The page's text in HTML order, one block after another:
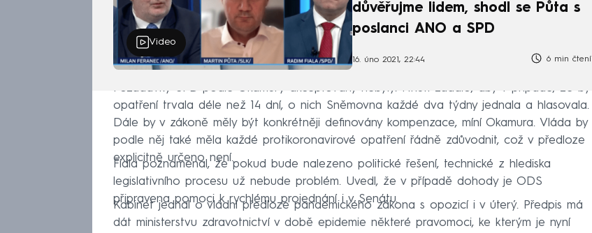
Video
důvěřujme lidem, shodl se Půta s
poslanci ANO a SPD
16. úno 2021, 22:44 6 min čtení
Požadavky SPD podle Okamury akceptovány nebyly. Hnutí žádalo, aby v případě, že by
opatření trvala déle než 14 dní, o nich Sněmovna každé dva týdny jednala a hlasovala.
Dále by v zákoně měly být konkrétněji definovány kompenzace, míní Okamura. Vláda by
podle něj také měla každé protikoronavirové opatření řádně zdůvodnit, což v předloze
explicitně určeno není.
Fiala poznamenal, že pokud bude nalezeno politické řešení, technické z hlediska
legislativního procesu už nebude problém. Uvedl, že v případě dohody je ODS
připravena pomoci k rychlému projednání i v Senátu.
Kabinet jednal o vládní předloze pandemického zákona s opozicí i v úterý. Předpis má
dát ministerstvu zdravotnictví v době epidemie některé pravomoci, ke kterým je nyní